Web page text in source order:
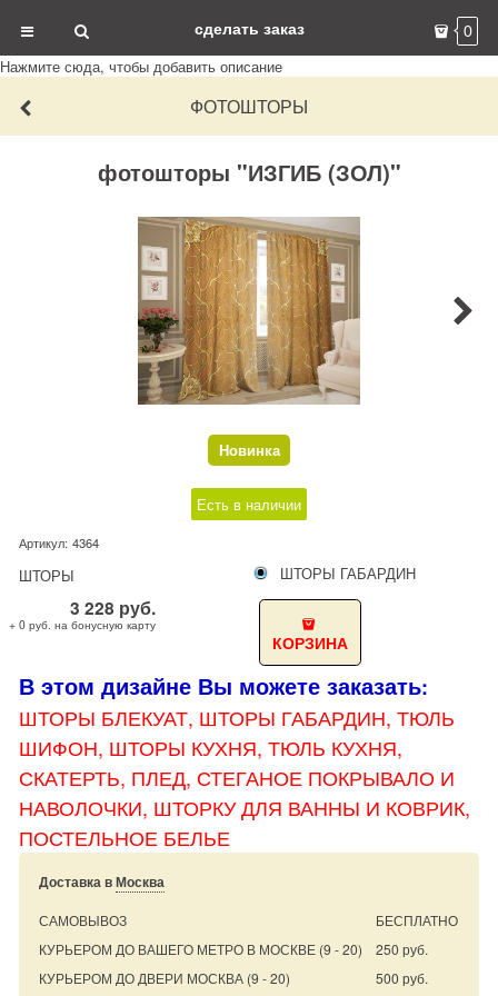
сделать заказ 0
Нажмите сюда, чтобы добавить описание
ФОТОШТОРЫ
фотошторы "ИЗГИБ (ЗОЛ)"
Новинка
Есть в наличии
Артикул: 4364
ШТОРЫ ШТОРЫ ГАБАРДИН
3 228 руб.
+ 0 руб. на бонусную карту
КОРЗИНА
В этом дизайне Вы можете заказать:
ШТОРЫ БЛЕКУАТ, ШТОРЫ ГАБАРДИН, ТЮЛЬ
ШИФОН, ШТОРЫ КУХНЯ, ТЮЛЬ КУХНЯ,
СКАТЕРТЬ, ПЛЕД, СТЕГАНОЕ ПОКРЫВАЛО И
НАВОЛОЧКИ, ШТОРКУ ДЛЯ ВАННЫ И КОВРИК,
ПОСТЕЛЬНОЕ БЕЛЬЕ
Доставка вМосква
САМОВЫВОЗ
БЕСПЛАТНО
КУРЬЕРОМ ДО ВАШЕГО МЕТРО В МОСКВЕ (9 - 20)
250 руб.
КУРЬЕРОМ ДО ДВЕРИ МОСКВА (9 - 20) 500 руб.